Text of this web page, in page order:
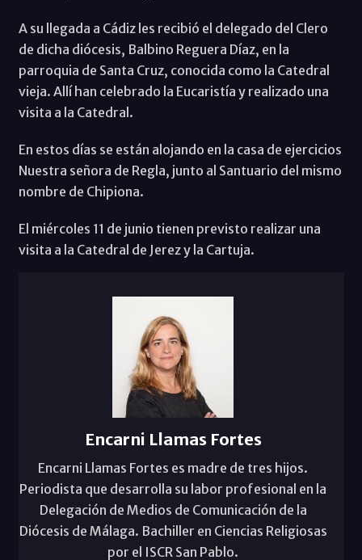
A su llegada a Cádiz les recibió el delegado del Clero
de dicha diócesis, Balbino Reguera Díaz, en la
parroquia de Santa Cruz, conocida como la Catedral
vieja. Allí han celebrado la Eucaristía y realizado una
visita a la Catedral.
En estos días se están alojando en la casa de ejercicios
Nuestra señora de Regla, junto al Santuario del mismo
nombre de Chipiona.
El miércoles 11 de junio tienen previsto realizar una
visita a la Catedral de Jerez y la Cartuja.
Encarni Llamas Fortes
Encarni Llamas Fortes es madre de tres hijos.
Periodista que desarrolla su labor profesional en la
Delegación de Medios de Comunicación de la
Diócesis de Málaga. Bachiller en Ciencias Religiosas
por el ISCR San Pablo.